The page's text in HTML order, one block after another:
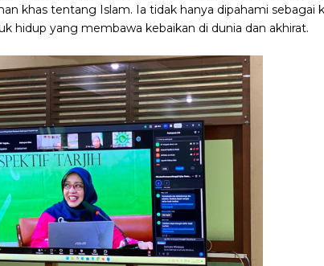
khas tentang Islam. Ia tidak hanya dipahami sebagai
hidup yang membawa kebaikan di dunia dan akhirat.